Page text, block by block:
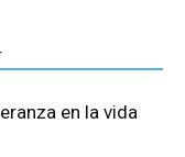
en la vida